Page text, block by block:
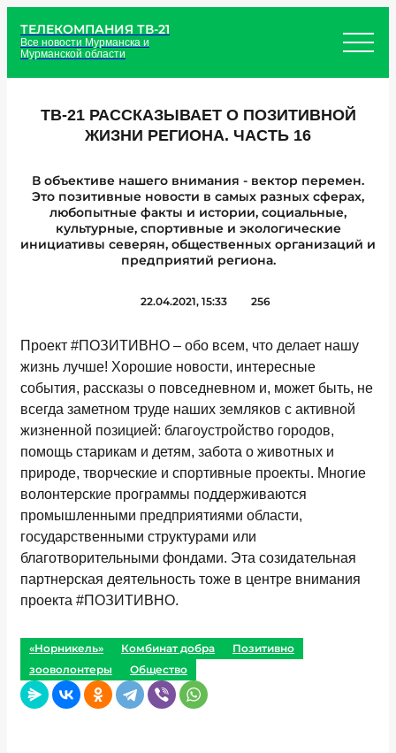
ТЕЛЕКОМПАНИЯ ТВ-21
Все новости Мурманска и
Мурманской области
ТВ-21 РАССКАЗЫВАЕТ О ПОЗИТИВНОЙ
ЖИЗНИ РЕГИОНА. ЧАСТЬ 16
В объективе нашего внимания - вектор перемен.
Это позитивные новости в самых разных сферах,
любопытные факты и истории, социальные,
культурные, спортивные и экологические
инициативы северян, общественных организаций и
предприятий региона.
22.04.2021, 15:33 256
Проект #ПОЗИТИВНО – обо всем, что делает нашу
жизнь лучше! Хорошие новости, интересные
события, рассказы о повседневном и, может быть, не
всегда заметном труде наших земляков с активной
жизненной позицией: благоустройство городов,
помощь старикам и детям, забота о животных и
природе, творческие и спортивные проекты. Многие
волонтерские программы поддерживаются
промышленными предприятиями области,
государственными структурами или
благотворительными фондами. Эта созидательная
партнерская деятельность тоже в центре внимания
проекта #ПОЗИТИВНО.
«Норникель» Комбинат добра
Позитивно
зооволонтеры
Общество